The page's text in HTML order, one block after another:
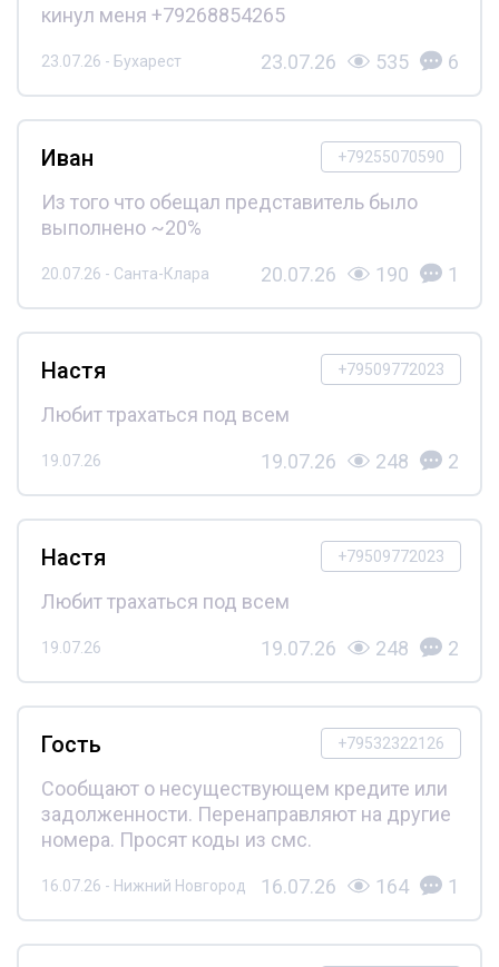
кинул меня +79268854265
23.07.26 - Бухарест 23.07.26 535 6
+79255070590
Иван
Из того что обещал представитель было
выполнено ~20%
20.07.26 - Санта-Клара 20.07.26 190 1
+79509772023
Настя
Любит трахаться под всем
19.07.26 19.07.26 248 2
+79509772023
Настя
Любит трахаться под всем
19.07.26 19.07.26 248 2
+79532322126
Гость
Сообщают о несуществующем кредите или
задолженности. Перенаправляют на другие
номера. Просят коды из смс.
16.07.26 - Нижний Новгород 16.07.26 164 1